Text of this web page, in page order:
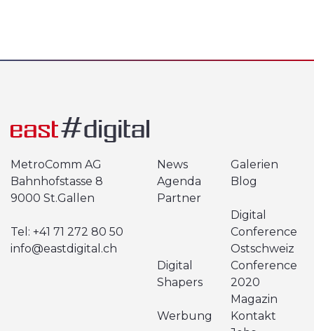
MetroComm AG
Bahnhofstasse 8
9000 St.Gallen
Tel: +41 71 272 80 50
info@eastdigital.ch
News
Galerien
Agenda
Blog
Partner
Digital
Conference
Ostschweiz
Digital
Shapers
Conference
2020
Werbung
Magazin
Kontakt